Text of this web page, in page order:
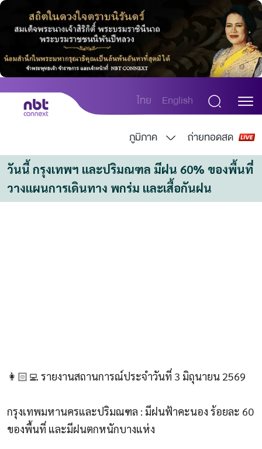
ไทย English
ภูมิภาค ถ่ายทอดสด
วันนี้ กรุงเทพฯ และปริมณฑล มีฝน 60% ของพื้นที่
วางแผนการเดินทาง พกร่ม และเสื้อกันฝน
👩🏻‍💻 รายงานสถานการณ์ประจำวันที่ 3 มิถุนายน 2569
กรุงเทพมหานครและปริมณฑล : มีฝนฟ้าคะนอง ร้อยละ 60
ของพื้นที่ และมีฝนตกหนักบางแห่ง